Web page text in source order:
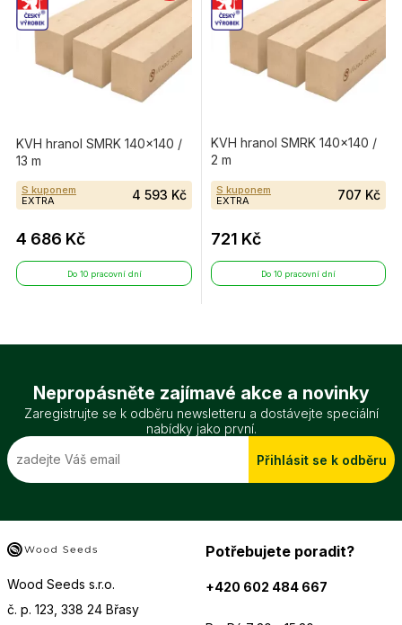
KVH hranol SMRK 140×140 /
13 m
S kuponem
EXTRA
4 593 Kč
4 686 Kč
Do 10 pracovní dní
KVH hranol SMRK 140×140 /
2 m
S kuponem
EXTRA
707 Kč
721 Kč
Do 10 pracovní dní
Nepropásněte zajímavé akce a novinky
Zaregistrujte se k odběru newsletteru a dostávejte speciální
nabídky jako první.
Přihlásit se k odběru
Wood Seeds s.r.o.
č. p. 123, 338 24 Břasy
Potřebujete poradit?
+420 602 484 667